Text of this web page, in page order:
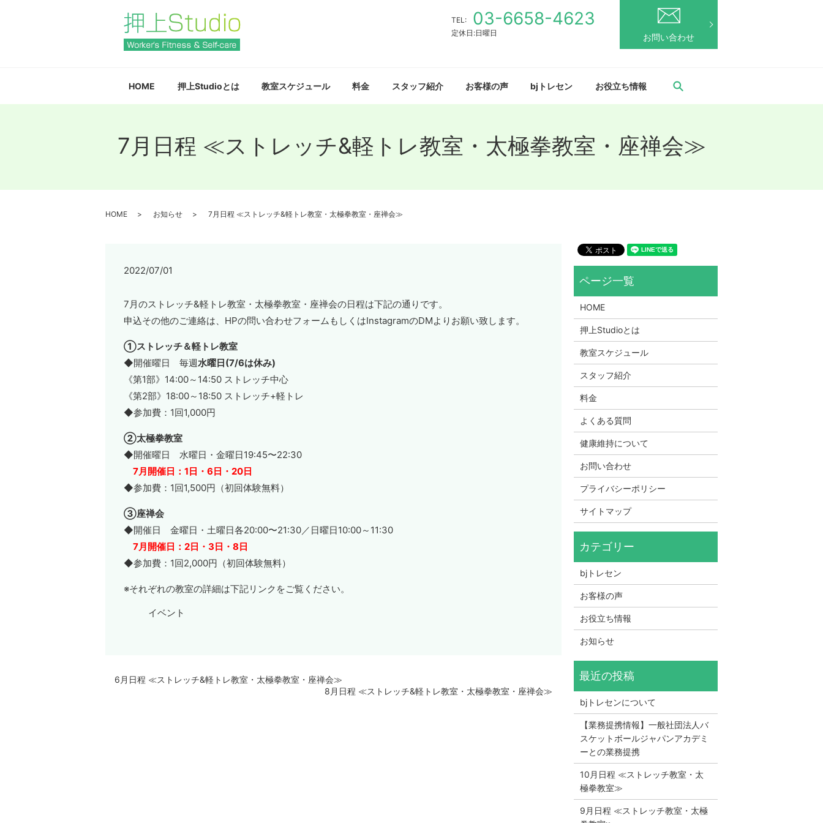
TEL: 03-6658-4623
定休日:日曜日 お問い合わせ
HOME 押上Studioとは 教室スケジュール 料金 スタッフ紹介 お客様の声 bjトレセン お役立ち情報
7月日程 ≪ストレッチ&軽トレ教室・太極拳教室・座禅会≫
HOME お知らせ 7月日程 ≪ストレッチ&軽トレ教室・太極拳教室・座禅会≫
2022/07/01
7月のストレッチ&軽トレ教室・太極拳教室・座禅会の日程は下記の通りです。
申込その他のご連絡は、HPの問い合わせフォームもしくはInstagramのDMよりお願い致します。
①ストレッチ＆軽トレ教室
◆開催曜日 毎週水曜日(7/6は休み)
《第1部》14:00～14:50 ストレッチ中心
《第2部》18:00～18:50 ストレッチ+軽トレ
◆参加費：1回1,000円
②太極拳教室
◆開催曜日 水曜日・金曜日19:45〜22:30
7月開催日：1日・6日・20日
◆参加費：1回1,500円（初回体験無料）
③座禅会
◆開催日 金曜日・土曜日各20:00〜21:30／日曜日10:00～11:30
7月開催日：2日・3日・8日
◆参加費：1回2,000円（初回体験無料）
※それぞれの教室の詳細は下記リンクをご覧ください。
イベント
6月日程 ≪ストレッチ&軽トレ教室・太極拳教室・座禅会≫
8月日程 ≪ストレッチ&軽トレ教室・太極拳教室・座禅会≫
HOME
押上Studioとは
教室スケジュール
スタッフ紹介
料金
よくある質問
健康維持について
お問い合わせ
プライバシーポリシー
サイトマップ
bjトレセン
お客様の声
お役立ち情報
お知らせ
bjトレセンについて
【業務提携情報】一般社団法人バ
スケットボールジャパンアカデミ
ーとの業務提携
10月日程 ≪ストレッチ教室・太
極拳教室≫
9月日程 ≪ストレッチ教室・太極